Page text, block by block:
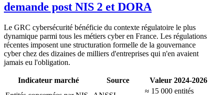
demande post NIS 2 et DORA
Le GRC cybersécurité bénéficie du contexte régulatoire le plus
dynamique parmi tous les métiers cyber en France. Les régulations
récentes imposent une structuration formelle de la gouvernance
cyber chez des dizaines de milliers d'entreprises qui n'en avaient
jamais eu l'obligation.
Indicateur marché Source
Valeur 2024-2026
≈ 15 000 entités